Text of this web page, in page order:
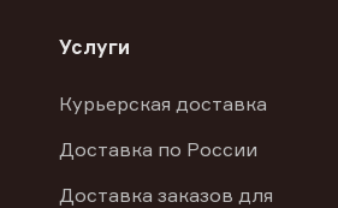
Услуги
Курьерская доставка
Доставка по России
Доставка заказов для